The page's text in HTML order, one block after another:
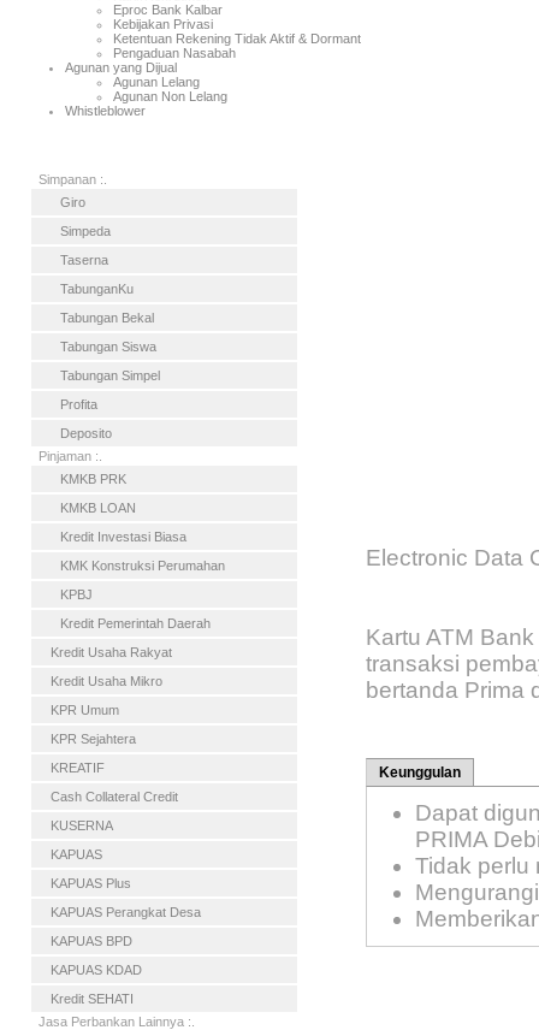
Eproc Bank Kalbar
Kebijakan Privasi
Ketentuan Rekening Tidak Aktif & Dormant
Pengaduan Nasabah
Agunan yang Dijual
Agunan Lelang
Agunan Non Lelang
Whistleblower
Simpanan :.
Giro
Simpeda
Taserna
TabunganKu
Tabungan Bekal
Tabungan Siswa
Tabungan Simpel
Profita
Deposito
Pinjaman :.
KMKB PRK
KMKB LOAN
Kredit Investasi Biasa
KMK Konstruksi Perumahan
KPBJ
Kredit Pemerintah Daerah
Kredit Usaha Rakyat
Kredit Usaha Mikro
KPR Umum
KPR Sejahtera
KREATIF
Cash Collateral Credit
KUSERNA
KAPUAS
KAPUAS Plus
KAPUAS Perangkat Desa
KAPUAS BPD
KAPUAS KDAD
Kredit SEHATI
Jasa Perbankan Lainnya :.
Electronic Data
Kartu ATM
transaksi
bertanda Prima
Keunggulan
Dapat
PRIMA
Tidak perlu